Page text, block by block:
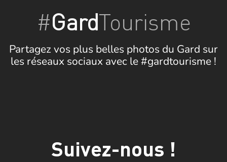
#GardTourisme
Partagez vos plus belles photos du Gard sur
les réseaux sociaux avec le #gardtourisme !
Suivez-nous !